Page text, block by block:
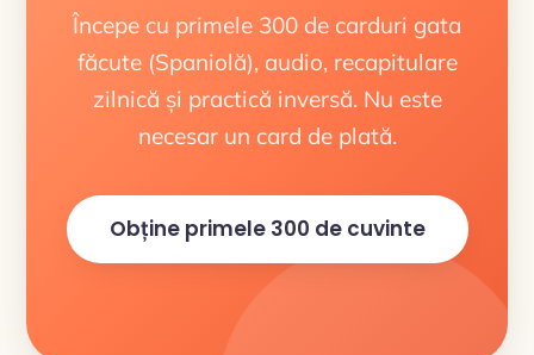
Începe cu primele 300 de carduri gata
făcute (Spaniolă), audio, recapitulare
zilnică și practică inversă. Nu este
necesar un card de plată.
Obține primele 300 de cuvinte